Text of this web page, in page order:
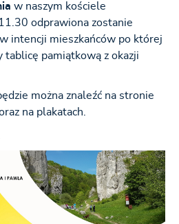
w naszym kościele
odprawiona zostanie
intencji mieszkańców po której
tablicę pamiątkową z okazji
można znaleźć na stronie
na plakatach.